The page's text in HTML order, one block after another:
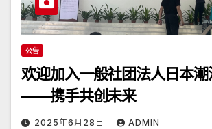
公告
欢迎加入一般社团法人日本
——携手共创未来
2025年6月28日 ADMIN